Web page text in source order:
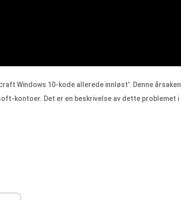
Windows 10-kode allerede innløst'. Denne årsaken
kontoer. Det er en beskrivelse av dette problemet i